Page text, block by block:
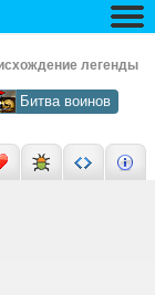
легенды
Битва воинов